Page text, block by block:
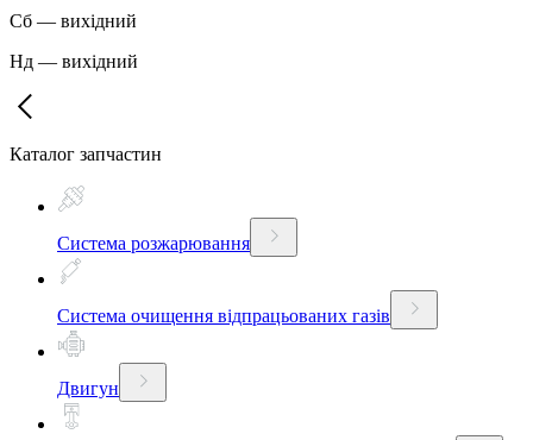
Сб — вихідний
Нд — вихідний
Каталог запчастин
Система розжарювання
Система очищення відпрацьованих газів
Двигун